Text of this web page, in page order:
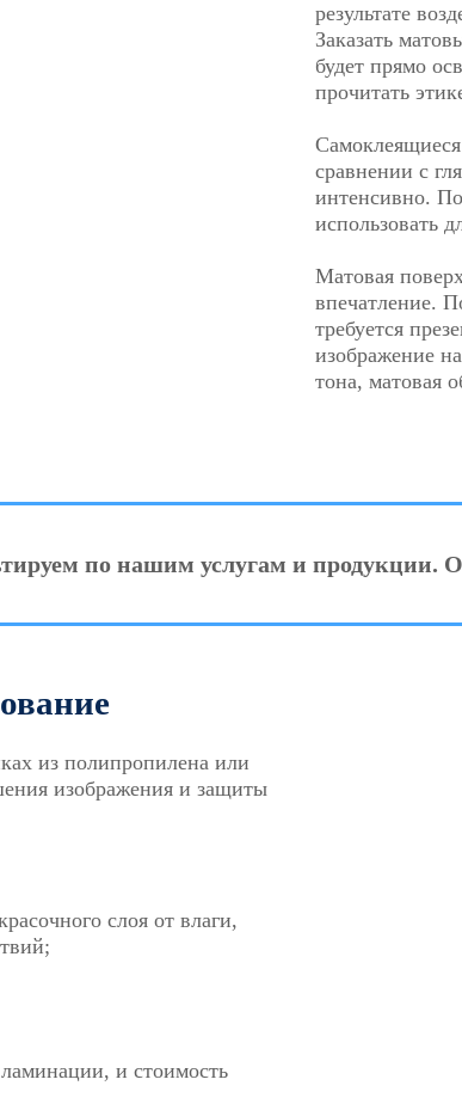
результате
Заказать
будет прямо
прочитать
сравнении с
интенсивно.
использовать
Матовая
впечатление.
требуется
изображение
тона, матовая
по нашим услугам и продукции.
из полипропилена или
изображения и защиты
слоя от влаги,
и стоимость